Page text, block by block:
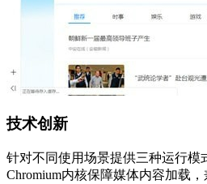
技术创新
针对不同使用场景提供三种运行模
Chromium内核保障媒体内容加载